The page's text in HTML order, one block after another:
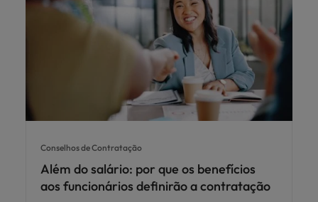
Conselhos de Contratação
Além do salário: por que os benefícios
aos funcionários definirão a contratação